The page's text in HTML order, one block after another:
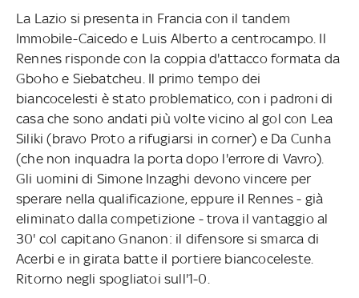
La Lazio si presenta in Francia con il tandem
Immobile-Caicedo e Luis Alberto a centrocampo. Il
Rennes risponde con la coppia d'attacco formata da
Gboho e Siebatcheu. Il primo tempo dei
biancocelesti è stato problematico, con i padroni di
casa che sono andati più volte vicino al gol con Lea
Siliki (bravo Proto a rifugiarsi in corner) e Da Cunha
(che non inquadra la porta dopo l'errore di Vavro).
Gli uomini di Simone Inzaghi devono vincere per
sperare nella qualificazione, eppure il Rennes - già
eliminato dalla competizione - trova il vantaggio al
30' col capitano Gnanon: il difensore si smarca di
Acerbi e in girata batte il portiere biancoceleste.
Ritorno negli spogliatoi sull'1-0.